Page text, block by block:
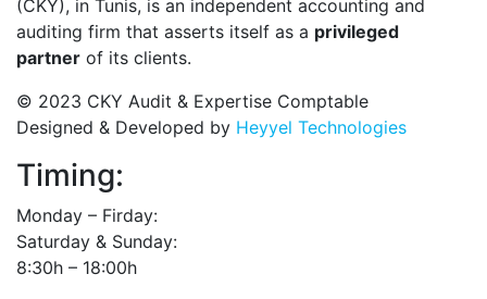
(CKY), in Tunis, is an independent accounting and
auditing firm that asserts itself as a privileged
partner of its clients.
© 2023 CKY Audit & Expertise Comptable
Designed & Developed by Heyyel Technologies
Timing:
Monday – Firday:
Saturday & Sunday:
8:30h – 18:00h